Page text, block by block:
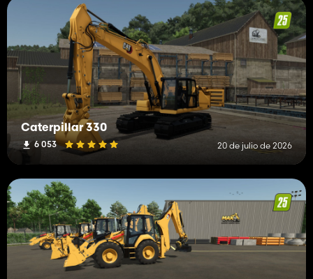
Caterpillar 330
6 053 20 de julio de 2026
Tractores grandes 1
Pesos 1
Remolques de carga baja 1
Herramientas de obras públicas 1